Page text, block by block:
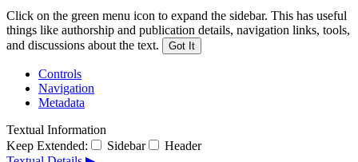
Click on the green menu icon to expand the sidebar. This has useful
things like authorship and publication details, navigation links, tools,
and discussions about the text.
Got It
Controls
Navigation
Metadata
Textual Information
Keep Extended:
Sidebar
Header